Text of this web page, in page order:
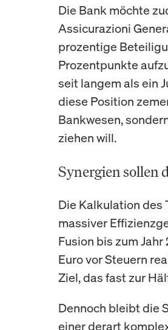
Die Bank möchte
Assicurazioni
prozentige
Prozentpunkte
seit langem als ein
diese Position
Bankwesen,
ziehen will.
Synergien sollen
Die Kalkulation des
massiver
Fusion bis zum
Euro vor Steuern
Ziel, das fast zur
Dennoch bleibt die
einer derart